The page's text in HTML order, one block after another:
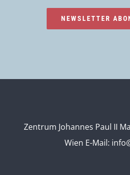
NEWSLETTER
Zentrum Johannes Paul II
Wien E-Mail: